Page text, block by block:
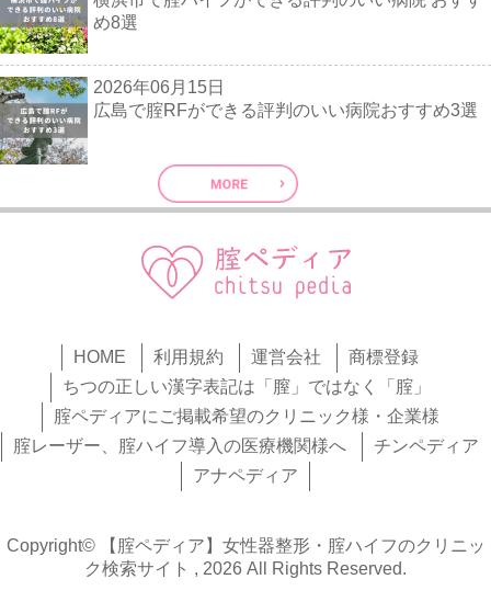
め8選
2026年06月15日
広島で腟RFができる評判のいい病院おすすめ3選
HOME 利用規約 運営会社
商標登録
ちつの正しい漢字表記は「膣」ではなく「腟」
腟ペディアにご掲載希望のクリニック様・企業様
腟レーザー、腟ハイフ導入の医療機関様へ
チンペディア
アナペディア
Copyright© 【腟ペディア】女性器整形・腟ハイフのクリニッ
ク検索サイト , 2026 All Rights Reserved.